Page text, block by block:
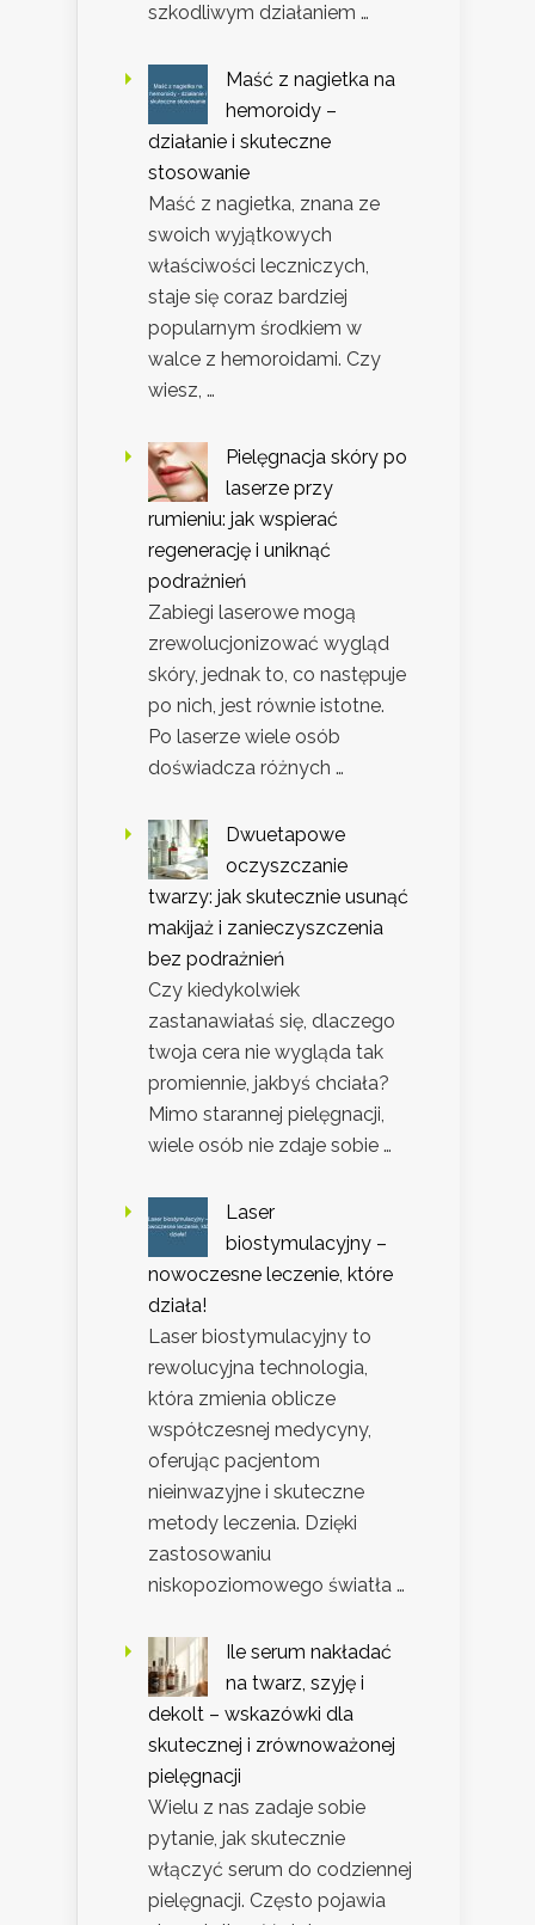
szkodliwym działaniem …
Maść z nagietka na
hemoroidy –
działanie i skuteczne
stosowanie
Maść z nagietka, znana ze
swoich wyjątkowych
właściwości leczniczych,
staje się coraz bardziej
popularnym środkiem w
walce z hemoroidami. Czy
wiesz, …
Pielęgnacja skóry po
laserze przy
rumieniu: jak wspierać
regenerację i uniknąć
podrażnień
Zabiegi laserowe mogą
zrewolucjonizować wygląd
skóry, jednak to, co następuje
po nich, jest równie istotne.
Po laserze wiele osób
doświadcza różnych …
Dwuetapowe
oczyszczanie
twarzy: jak skutecznie usunąć
makijaż i zanieczyszczenia
bez podrażnień
Czy kiedykolwiek
zastanawiałaś się, dlaczego
twoja cera nie wygląda tak
promiennie, jakbyś chciała?
Mimo starannej pielęgnacji,
wiele osób nie zdaje sobie …
Laser
biostymulacyjny –
nowoczesne leczenie, które
działa!
Laser biostymulacyjny to
rewolucyjna technologia,
która zmienia oblicze
współczesnej medycyny,
oferując pacjentom
nieinwazyjne i skuteczne
metody leczenia. Dzięki
zastosowaniu
niskopoziomowego światła …
Ile serum nakładać
na twarz, szyję i
dekolt – wskazówki dla
skutecznej i zrównoważonej
pielęgnacji
Wielu z nas zadaje sobie
pytanie, jak skutecznie
włączyć serum do codziennej
pielęgnacji. Często pojawia